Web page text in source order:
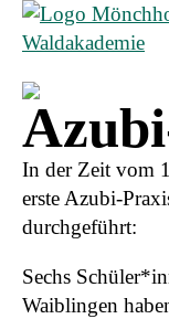
In der Zeit vom
erste Azubi-
durchgeführt:
Sechs
Waiblingen